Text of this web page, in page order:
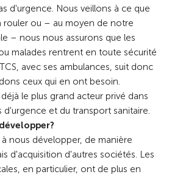
d'urgence. Nous veillons à ce que
rouler ou – au moyen de notre
– nous nous assurons que les
malades rentrent en toute sécurité
avec ses ambulances, suit donc
ceux qui en ont besoin.
le plus grand acteur privé dans
d'urgence et du transport sanitaire.
nous développer, de manière
d'acquisition d'autres sociétés. Les
en particulier, ont de plus en